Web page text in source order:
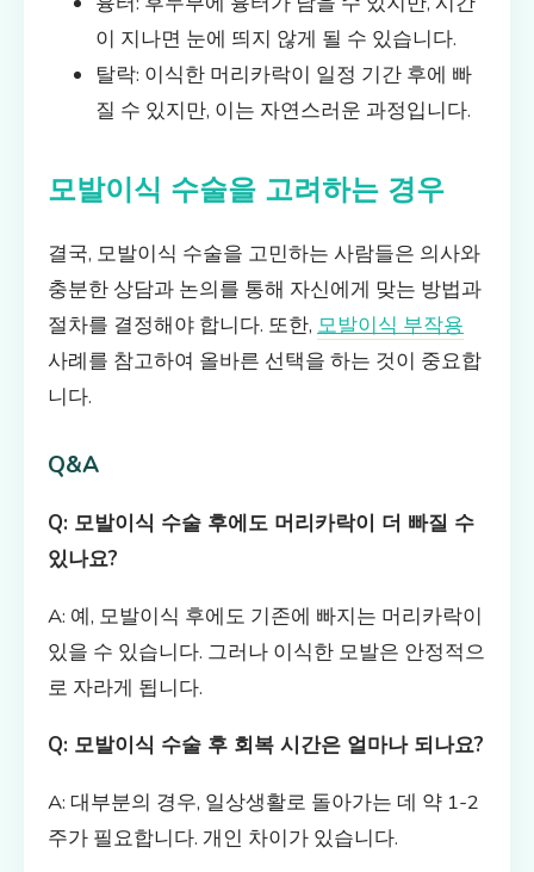
이 지나면 눈에 띄지 않게 될 수 있습니다.
탈락: 이식한 머리카락이 일정 기간 후에 빠
질 수 있지만, 이는 자연스러운 과정입니다.
모발이식 수술을 고려하는 경우
결국, 모발이식 수술을 고민하는 사람들은 의사와
충분한 상담과 논의를 통해 자신에게 맞는 방법과
절차를 결정해야 합니다. 또한, 모발이식 부작용
사례를 참고하여 올바른 선택을 하는 것이 중요합
니다.
Q&A
Q: 모발이식 수술 후에도 머리카락이 더 빠질 수
있나요?
A: 예, 모발이식 후에도 기존에 빠지는 머리카락이
있을 수 있습니다. 그러나 이식한 모발은 안정적으
로 자라게 됩니다.
Q: 모발이식 수술 후 회복 시간은 얼마나 되나요?
A: 대부분의 경우, 일상생활로 돌아가는 데 약 1-2
주가 필요합니다. 개인 차이가 있습니다.